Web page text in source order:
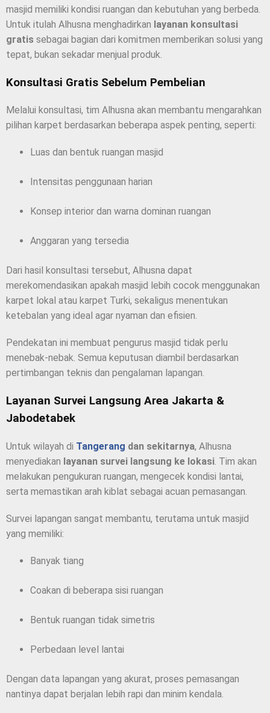
masjid memiliki kondisi ruangan dan kebutuhan yang berbeda.
Untuk itulah Alhusna menghadirkan layanan konsultasi
gratis sebagai bagian dari komitmen memberikan solusi yang
tepat, bukan sekadar menjual produk.
Konsultasi Gratis Sebelum Pembelian
Melalui konsultasi, tim Alhusna akan membantu mengarahkan
pilihan karpet berdasarkan beberapa aspek penting, seperti:
Luas dan bentuk ruangan masjid
Intensitas penggunaan harian
Konsep interior dan warna dominan ruangan
Anggaran yang tersedia
Dari hasil konsultasi tersebut, Alhusna dapat
merekomendasikan apakah masjid lebih cocok menggunakan
karpet lokal atau karpet Turki, sekaligus menentukan
ketebalan yang ideal agar nyaman dan efisien.
Pendekatan ini membuat pengurus masjid tidak perlu
menebak-nebak. Semua keputusan diambil berdasarkan
pertimbangan teknis dan pengalaman lapangan.
Layanan Survei Langsung Area Jakarta &
Jabodetabek
Untuk wilayah di Tangerang dan sekitarnya, Alhusna
menyediakan layanan survei langsung ke lokasi. Tim akan
melakukan pengukuran ruangan, mengecek kondisi lantai,
serta memastikan arah kiblat sebagai acuan pemasangan.
Survei lapangan sangat membantu, terutama untuk masjid
yang memiliki:
Banyak tiang
Coakan di beberapa sisi ruangan
Bentuk ruangan tidak simetris
Perbedaan level lantai
Dengan data lapangan yang akurat, proses pemasangan
nantinya dapat berjalan lebih rapi dan minim kendala.